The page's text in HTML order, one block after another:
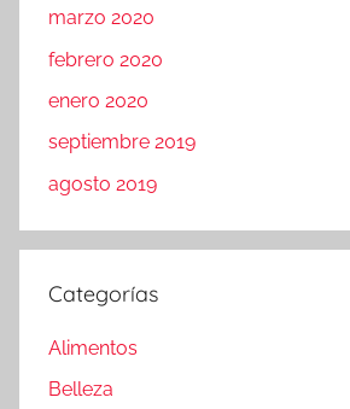
marzo 2020
febrero 2020
enero 2020
septiembre 2019
agosto 2019
Categorías
Alimentos
Belleza